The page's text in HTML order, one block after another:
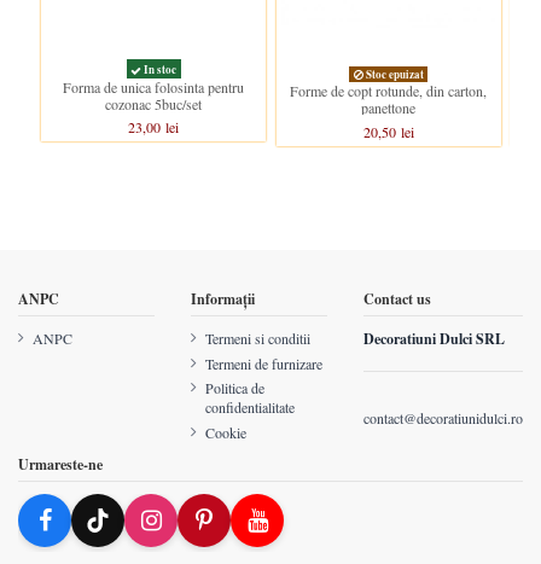
In stoc
Forma de unica folosinta pentru
cozonac 5buc/set
23,00 lei
Stoc epuizat
Forme de copt rotunde, din carton,
panettone
20,50 lei
ANPC
ANPC
Informații
Termeni si conditii
Termeni de furnizare
Politica de
confidentialitate
Cookie
Contact us
Decoratiuni Dulci SRL
contact@decoratiunidulci.ro
Urmareste-ne